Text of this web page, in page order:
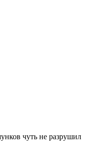
чуть не разрушил